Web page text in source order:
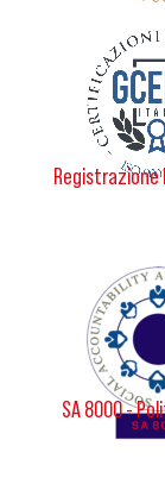
Registrazione
SA 8000 -